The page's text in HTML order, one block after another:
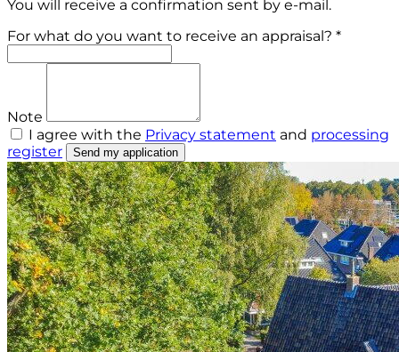
You will receive a confirmation sent by e-mail.
For what do you want to receive an appraisal? *
Note
I agree with the Privacy statement and processing
register
Send my application